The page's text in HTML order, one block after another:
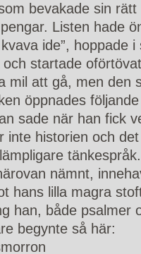
bevakade sin
Listen hade
ide”, hoppade
startade
mil att gå, men den
öppnades
sade när han fick
inte historien och
tänkespråk.
nämnt,
hans lilla magra
han, både psalmer
begynte så här: